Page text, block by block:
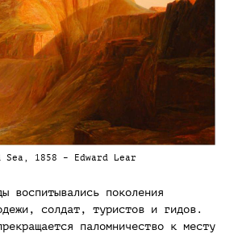
Sea, 1858 – Edward Lear
воспитывались поколения
солдат, туристов и гидов.
паломничество к месту